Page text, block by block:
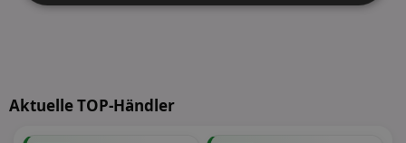
Aktuelle TOP-Händler
Unbedingt
Performance